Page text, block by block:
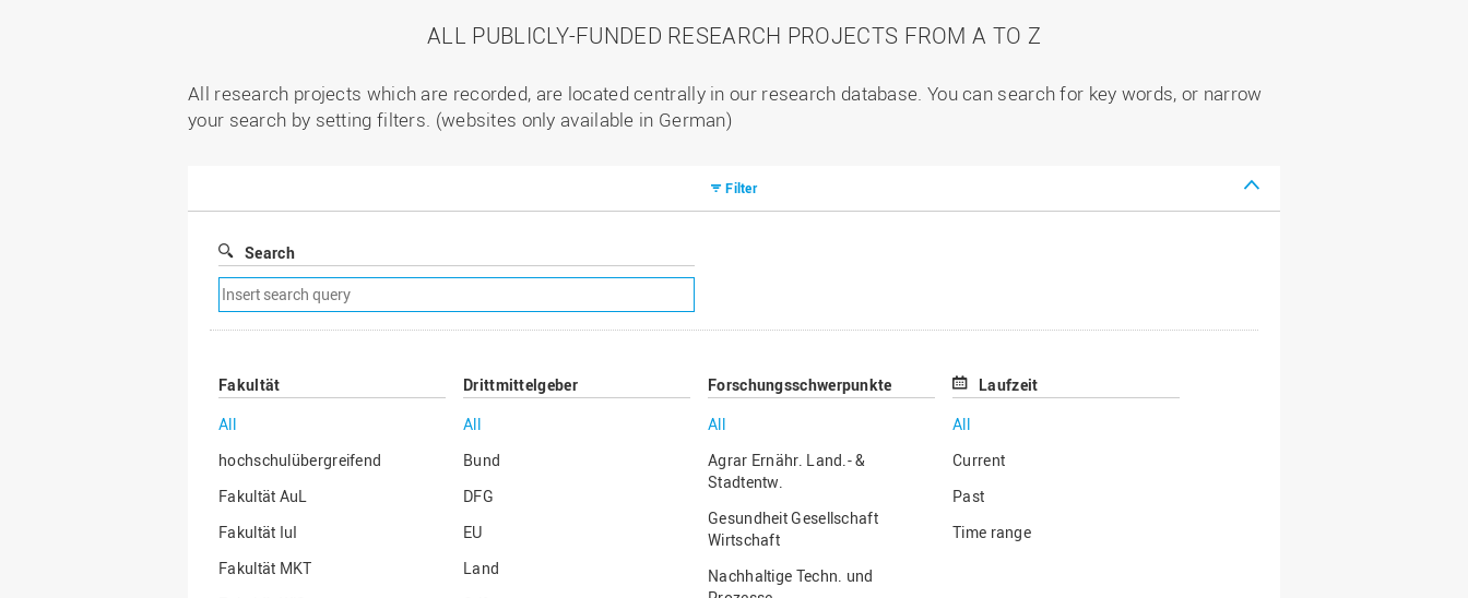
ALL PUBLICLY-FUNDED RESEARCH PROJECTS FROM A TO Z
All research projects which are recorded, are located centrally in our research database. You can search for key words, or narrow
your search by setting filters. (websites only available in German)
Filter
Search
Remove
search
filter
Fakultät
All
hochschulübergreifend
Fakultät AuL
Fakultät IuI
Fakultät MKT
Drittmittelgeber
All
Bund
DFG
EU
Land
Forschungsschwerpunkte
All
Agrar Ernähr. Land.- &
Stadtentw.
Gesundheit Gesellschaft
Wirtschaft
Nachhaltige Techn. und
Laufzeit
All
Current
Past
Time range